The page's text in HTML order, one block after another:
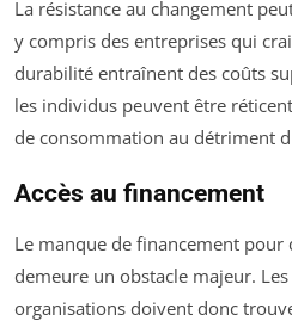
La résistance au changement
y compris des entreprises qui
durabilité entraînent des coûts
les individus peuvent être
de consommation au détriment
Accès au financement
Le manque de financement pour
demeure un obstacle majeur.
organisations doivent donc